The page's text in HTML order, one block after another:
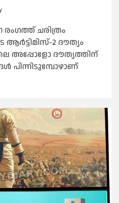
ചരിത്രം
2 ദൗത്യം
അപ്പോളോ ദൗത്യത്തിന്
പിന്നിടുമ്പോഴാണ്